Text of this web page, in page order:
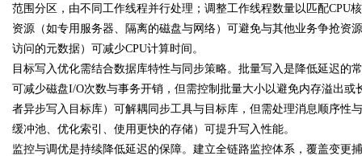
范围分区，由不同工作线程并行处理；调整工作线程数量以匹配CPU
资源（如专用服务器、隔离的磁盘与网络）可避免与其他业务争抢资
访问的元数据）可减少CPU计算时间。
目标写入优化需结合数据库特性与同步策略。批量写入是降低延迟
可减少磁盘I/O次数与事务开销，但需控制批量大小以避免内存溢出
者异步写入目标库）可解耦同步工具与目标库，但需处理消息顺序性
缓冲池、优化索引、使用更快的存储）可提升写入性能。
监控与调优是持续降低延迟的保障。建立全链路监控体系，覆盖变更